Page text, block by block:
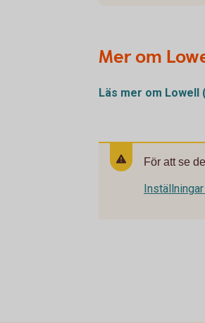
Mer om
Läs mer om Lowell
För att se